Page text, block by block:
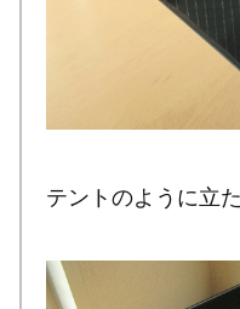
テントのように立